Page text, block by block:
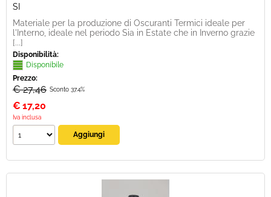
SI
Materiale per la produzione di Oscuranti Termici ideale per
l'Interno, ideale nel periodo Sia in Estate che in Inverno grazie
[...]
Disponibilità:
Disponibile
Prezzo:
€ 27,46 Sconto 37.4%
€ 17,20
Iva inclusa